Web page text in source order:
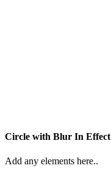
Circle with Blur In Effect
Add any elements here..